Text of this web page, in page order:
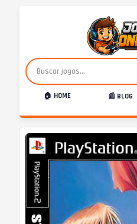
🏠 HOME 📰 BLOG